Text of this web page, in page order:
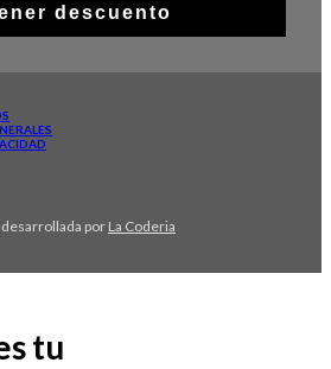
descuento
por La Coderia
tu